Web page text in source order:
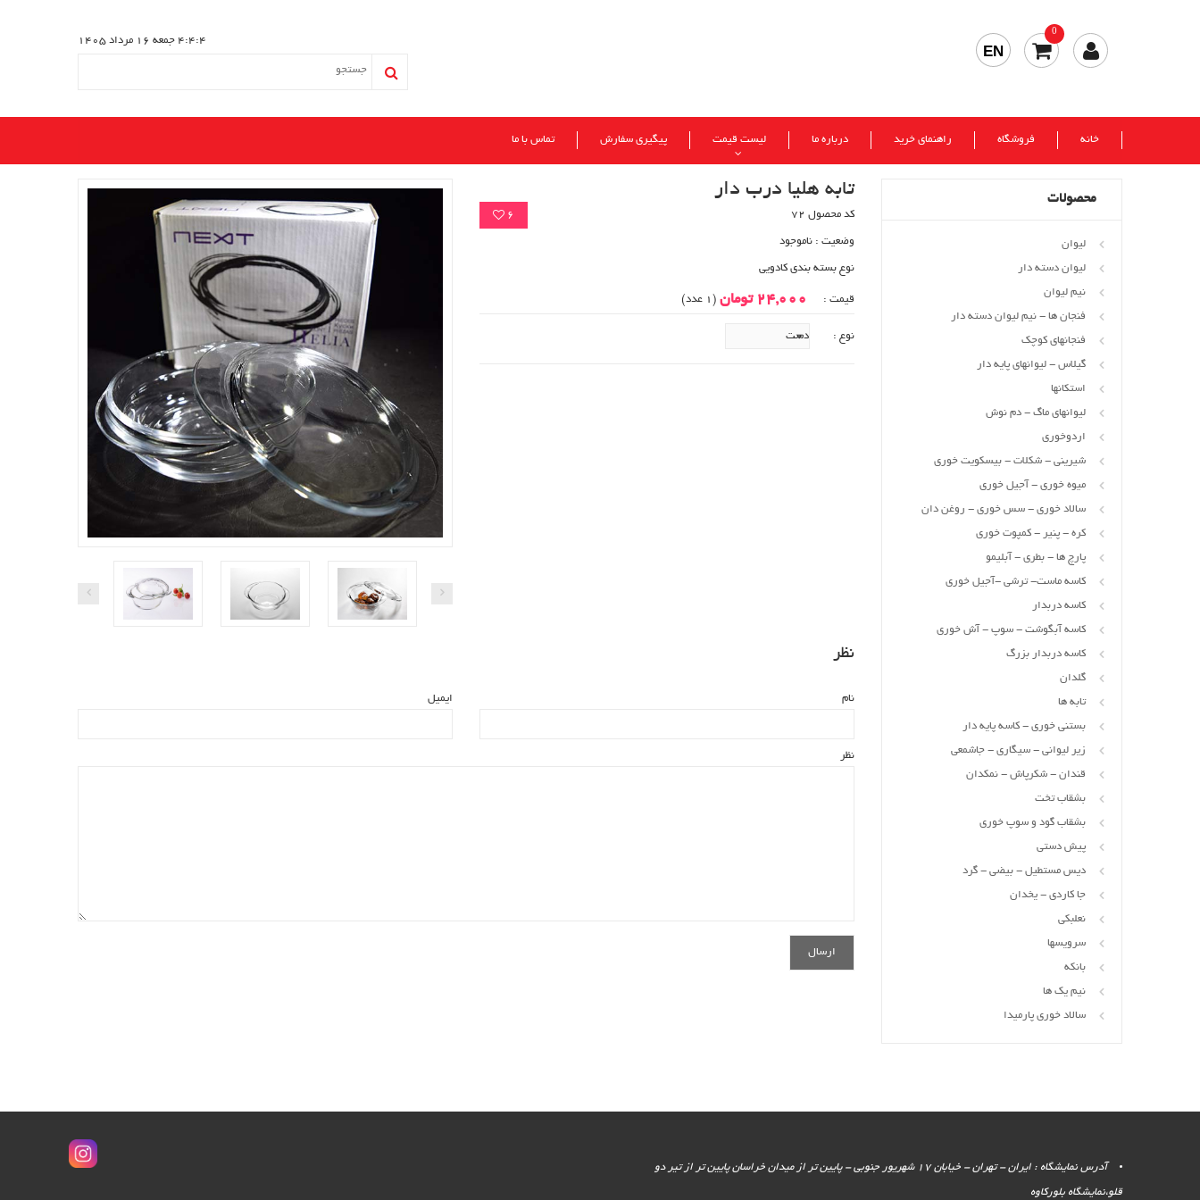
4:4:5 جمعه 16 مرداد 1405
0
EN
خانه فروشگاه راهنمای خرید درباره ما لیست قیمت پیگیری سفارش تماس با ما
تابه هلیا درب دار
6 کد محصول 72
وضعیت : ناموجود
نوع بسته بندی کادویی
قیمت : 24,000 تومان (1 عدد)
نوع :
نظر
ایمیل نام
نظر
محصولات
لیوان
لیوان دسته دار
نیم لیوان
فنجان ها - نیم لیوان دسته دار
فنجانهای کوچک
گیلاس - لیوانهای پایه دار
استکانها
لیوانهای ماگ - دم نوش
اردوخوری
شیرینی - شکلات - بیسکویت خوری
میوه خوری - آجیل خوری
سالاد خوری - سس خوری - روغن دان
کره - پنیر - کمپوت خوری
پارچ ها - بطری - آبلیمو
کاسه ماست- ترشی -آجیل خوری
کاسه دربدار
کاسه آبگوشت - سوپ - آش خوری
کاسه دربدار بزرگ
گلدان
تابه ها
بستنی خوری - کاسه پایه دار
زیر لیوانی - سیگاری - جاشمعی
قندان - شکرپاش - نمکدان
بشقاب تخت
بشقاب گود و سوپ خوری
پیش دستی
دیس مستطیل - بیضی - گرد
جا کاردی - یخدان
نعلبکی
سرویسها
بانکه
نیم یک ها
سالاد خوری پارمیدا
آدرس نمایشگاه : ایران - تهران - خیابان 17 شهریور جنوبی - پایین تر از میدان خراسان پایین تر از تیر دو
قلو،نمایشگاه بلورکاوه